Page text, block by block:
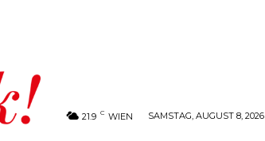
21.9 C WIEN SAMSTAG, AUGUST 8, 2026